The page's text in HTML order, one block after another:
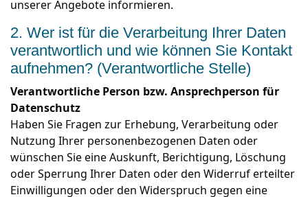
unserer Angebote informieren.
2. Wer ist für die Verarbeitung Ihrer Daten
verantwortlich und wie können Sie Kontakt
aufnehmen? (Verantwortliche Stelle)
Verantwortliche Person bzw. Ansprechperson für
Datenschutz
Haben Sie Fragen zur Erhebung, Verarbeitung oder
Nutzung Ihrer personenbezogenen Daten oder
wünschen Sie eine Auskunft, Berichtigung, Löschung
oder Sperrung Ihrer Daten oder den Widerruf erteilter
Einwilligungen oder den Widerspruch gegen eine